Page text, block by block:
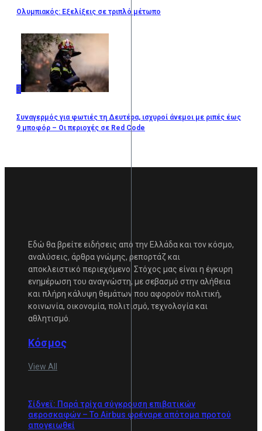
Ολυμπιακός: Εξελίξεις σε τριπλό μέτωπο
3
Συναγερμός για φωτιές τη Δευτέρα, ισχυροί άνεμοι με ριπές έως
9 μποφόρ – Οι περιοχές σε Red Code
Εδώ θα βρείτε ειδήσεις από την Ελλάδα και τον κόσμο,
αναλύσεις, άρθρα γνώμης, ρεπορτάζ και
αποκλειστικό περιεχόμενο. Στόχος μας είναι η έγκυρη
ενημέρωση του αναγνώστη, με σεβασμό στην αλήθεια
και πλήρη κάλυψη θεμάτων που αφορούν πολιτική,
κοινωνία, οικονομία, πολιτισμό, τεχνολογία και
αθλητισμό.
Κόσμος
View All
Σίδνεϊ: Παρά τρίχα σύγκρουση επιβατικών
αεροσκαφών – Το Airbus φρέναρε απότομα προτού
απογειωθεί